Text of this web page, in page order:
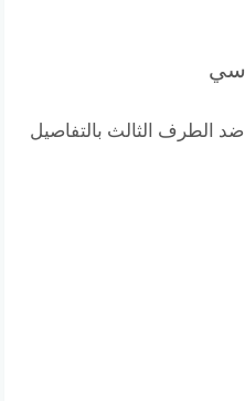
ضد الطرف الثالث بالتفاصيل